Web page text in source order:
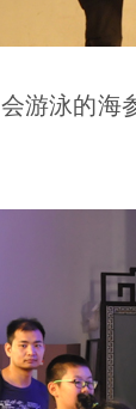
游泳的海